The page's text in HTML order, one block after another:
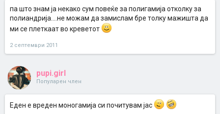
па што знам ја некако сум повеќе за полигамија отколку за
полиандрија....не можам да замислам бре толку мажишта да
ми се плеткаат во креветот
2 септември 2011
pupi.girl
Популарен член
Еден е вреден моногамија си почитувам јас